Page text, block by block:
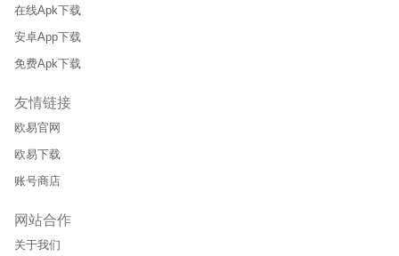
在线Apk下载
安卓App下载
免费Apk下载
友情链接
欧易官网
欧易下载
账号商店
网站合作
关于我们